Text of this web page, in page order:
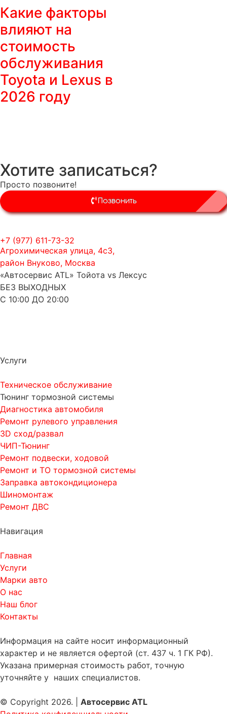
Какие факторы
влияют на
стоимость
обслуживания
Toyota и Lexus в
2026 году
Хотите записаться?
Просто позвоните!
Позвонить
+7 (977) 611-73-32
Агрохимическая улица, 4с3,
район Внуково, Москва
«Автосервис ATL» Тойота vs Лексус
БЕЗ ВЫХОДНЫХ
С 10:00 ДО 20:00
Услуги
Техническое обслуживание
Тюнинг тормозной системы
Диагностика автомобиля
Ремонт рулевого управления
3D сход/развал
ЧИП-Тюнинг
Ремонт подвески, ходовой
Ремонт и ТО тормозной системы
Заправка автокондиционера
Шиномонтаж
Ремонт ДВС
Навигация
Главная
Услуги
Марки авто
О нас
Наш блог
Контакты
Информация на сайте носит информационный
характер и не является офертой (ст. 437 ч. 1 ГК РФ).
Указана примерная стоимость работ, точную
уточняйте у наших специалистов.
© Copyright 2026. | Автосервис ATL